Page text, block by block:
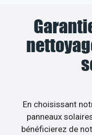
En choisissant
panneaux
bénéficierez de